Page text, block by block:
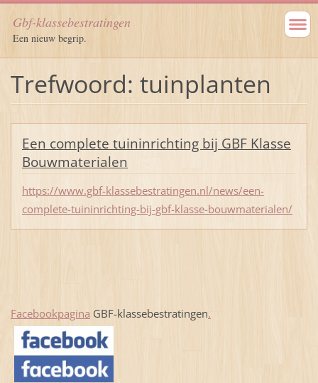
Gbf-klassebestratingen
Een nieuw begrip.
Trefwoord: tuinplanten
Een complete tuininrichting bij GBF Klasse
Bouwmaterialen
https://www.gbf-klassebestratingen.nl/news/een-
complete-tuininrichting-bij-gbf-klasse-bouwmaterialen/
Facebookpagina GBF-klassebestratingen.